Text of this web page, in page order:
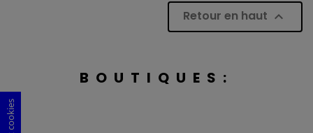
Retour en haut 
BOUTIQUES: